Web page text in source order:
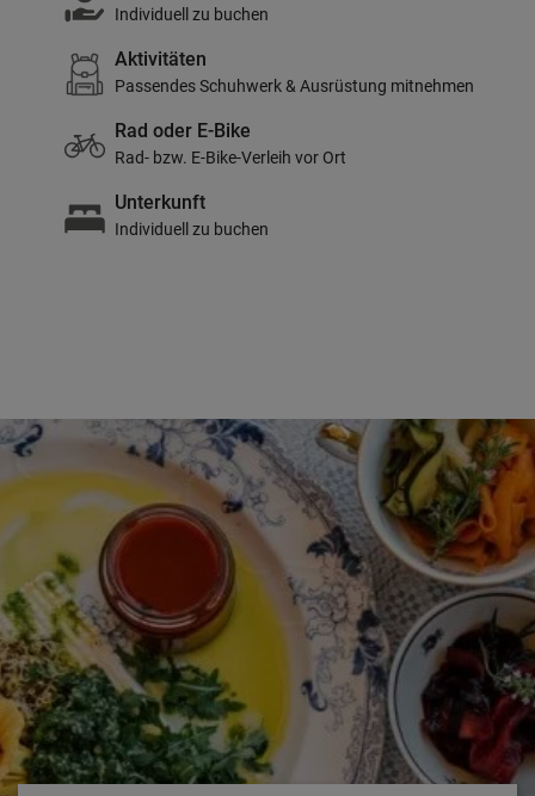
Individuell zu buchen
Aktivitäten
Passendes Schuhwerk & Ausrüstung mitnehmen
Rad oder E-Bike
Rad- bzw. E-Bike-Verleih vor Ort
Unterkunft
Individuell zu buchen